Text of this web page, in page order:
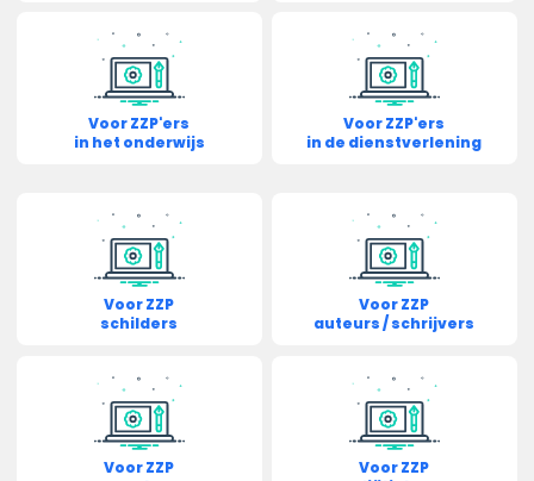
Voor ZZP'ers
in het onderwijs
Voor ZZP'ers
in de dienstverlening
Voor ZZP
schilders
Voor ZZP
auteurs / schrijvers
Voor ZZP
Voor ZZP